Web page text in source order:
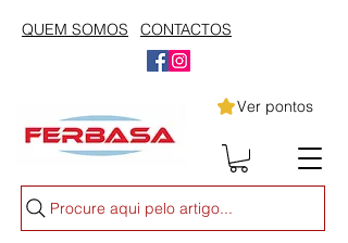
QUEM SOMOS CONTACTOS
Ver pontos
Procure aqui pelo artigo...